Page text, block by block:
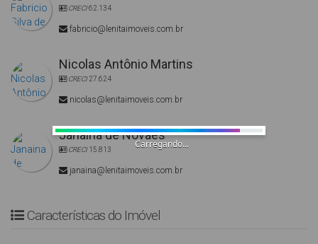
CRECI62.134
fabricio@lenitaimoveis.com.br
Nicolas Antônio Martins
CRECI27.624
nicolas@lenitaimoveis.com.br
Janaina de Novaes
CRECI15.813
janaina@lenitaimoveis.com.br
Características do Imóvel
Carregando...